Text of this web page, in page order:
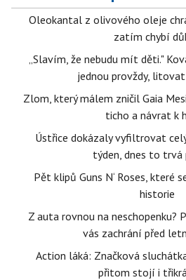
Oleokantal z olivového oleje
zatím chybí
„Slavím, že nebudu mít děti."
jednou provždy, litovat
Zlom, který málem zničil Gaia
ticho a návrat k
Ústřice dokázaly vyfiltrovat
týden, dnes to trvá
Pět klipů Guns N‘ Roses, které
historie
Z auta rovnou na neschopenku?
vás zachrání před
Action láká: Značková
přitom stojí i